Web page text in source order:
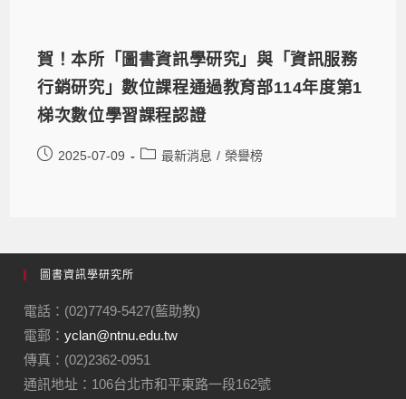
賀！本所「圖書資訊學研究」與「資訊服務
行銷研究」數位課程通過教育部114年度第1
梯次數位學習課程認證
2025-07-09 最新消息 / 榮譽榜
圖書資訊學研究所
電話：(02)7749-5427(藍助教)
電郵：yclan@ntnu.edu.tw
傳真：(02)2362-0951
通訊地址：106台北市和平東路一段162號